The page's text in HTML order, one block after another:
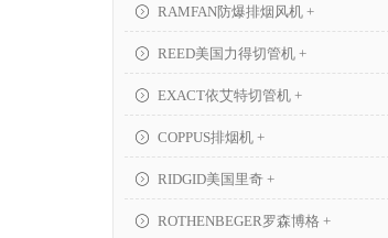
RAMFAN防爆排烟风机 +
REED美国力得切管机 +
EXACT依艾特切管机 +
COPPUS排烟机 +
RIDGID美国里奇 +
ROTHENBEGER罗森博格 +